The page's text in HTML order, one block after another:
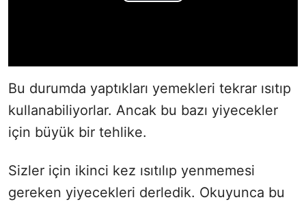
Bu durumda yaptıkları yemekleri tekrar ısıtıp
kullanabiliyorlar. Ancak bu bazı yiyecekler
için büyük bir tehlike.
Sizler için ikinci kez ısıtılıp yenmemesi
gereken yiyecekleri derledik. Okuyunca bu